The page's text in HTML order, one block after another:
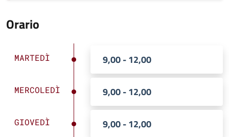
Orario
MARTEDÌ 9,00 - 12,00
MERCOLEDÌ 9,00 - 12,00
GIOVEDÌ 9,00 - 12,00